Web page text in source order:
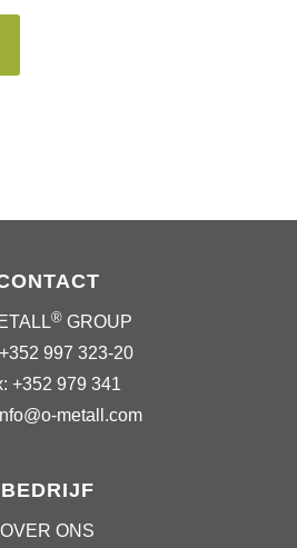
®GROUP
997 323-20
+352 979 341
metall.com
BEDRIJF
OVER ONS